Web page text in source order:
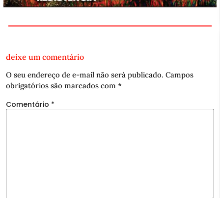
deixe um comentário
O seu endereço de e-mail não será publicado. Campos
obrigatórios são marcados com *
Comentário *